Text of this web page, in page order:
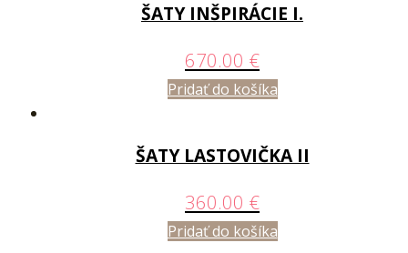
ŠATY INŠPIRÁCIE I.
670.00 €
Pridať do košíka
ŠATY LASTOVIČKA II
360.00 €
Pridať do košíka